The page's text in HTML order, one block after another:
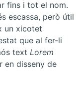
fins i tot el nom.
escassa, però útil
un xicotet
que al fer-li
text Lorem
en disseny de